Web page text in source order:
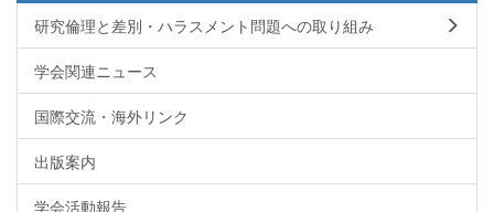
研究倫理と差別・ハラスメント問題への取り組み
学会関連ニュース
国際交流・海外リンク
出版案内
学会活動報告